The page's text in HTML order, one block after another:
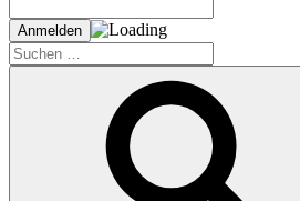
Suche
nach: